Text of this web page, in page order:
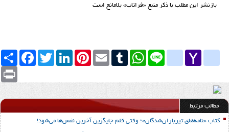
بازنشر این مطلب با ذکر منبع «فراتاب» بلامانع است
Facebook TwitterLinkedInPinterest Email TumblrWhatsApp Line
google_bookmarks
Yahoo
yahoo_messenger
Print
مطالب مرتبط
کتاب «نامه‌های تیرباران‌شدگان»؛ وقتی قلم جایگزین آخرین نفس‌ها می‌شود!